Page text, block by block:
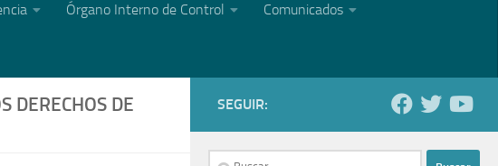
Órgano Interno de Control Comunicados
DERECHOS DE
SEGUIR: